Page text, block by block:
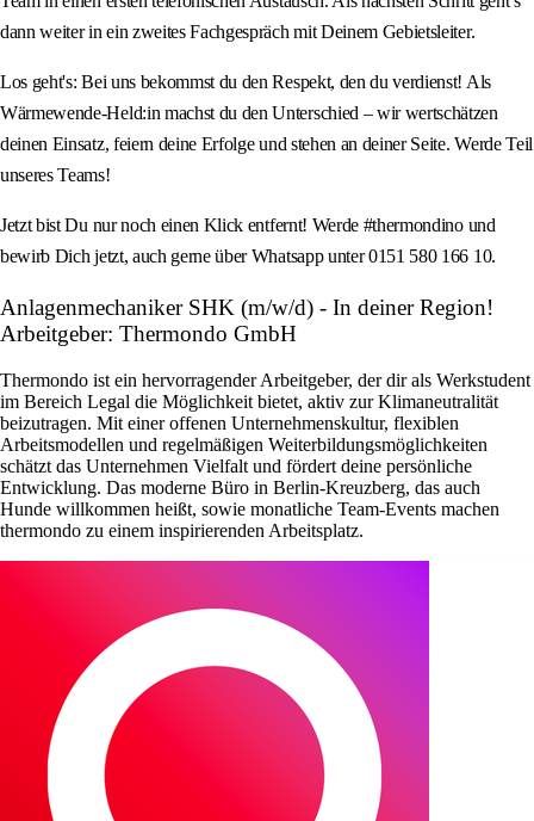
dann weiter in ein zweites Fachgespräch mit Deinem Gebietsleiter.
Los geht's: Bei uns bekommst du den Respekt, den du verdienst! Als
Wärmewende-Held:in machst du den Unterschied – wir wertschätzen
deinen Einsatz, feiern deine Erfolge und stehen an deiner Seite. Werde Teil
unseres Teams!
Jetzt bist Du nur noch einen Klick entfernt! Werde #thermondino und
bewirb Dich jetzt, auch gerne über Whatsapp unter 0151 580 166 10.
Anlagenmechaniker SHK (m/w/d) - In deiner Region!
Arbeitgeber: Thermondo GmbH
Thermondo ist ein hervorragender Arbeitgeber, der dir als Werkstudent
im Bereich Legal die Möglichkeit bietet, aktiv zur Klimaneutralität
beizutragen. Mit einer offenen Unternehmenskultur, flexiblen
Arbeitsmodellen und regelmäßigen Weiterbildungsmöglichkeiten
schätzt das Unternehmen Vielfalt und fördert deine persönliche
Entwicklung. Das moderne Büro in Berlin-Kreuzberg, das auch
Hunde willkommen heißt, sowie monatliche Team-Events machen
thermondo zu einem inspirierenden Arbeitsplatz.